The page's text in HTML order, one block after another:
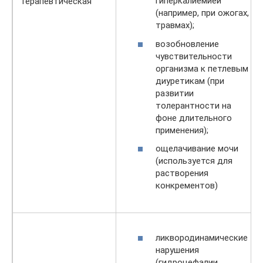
(например, при ожогах,
травмах);
возобновление
чувствительности
организма к петлевым
диуретикам (при
развитии
толерантности на
фоне длительного
применения);
ощелачивание мочи
(используется для
растворения
конкрементов)
ликвородинамические
нарушения